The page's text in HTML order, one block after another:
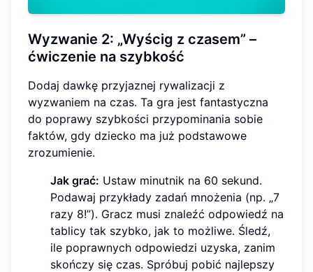
Wyzwanie 2: „Wyścig z czasem” –
ćwiczenie na szybkość
Dodaj dawkę przyjaznej rywalizacji z
wyzwaniem na czas. Ta gra jest fantastyczna
do poprawy szybkości przypominania sobie
faktów, gdy dziecko ma już podstawowe
zrozumienie.
Jak grać: Ustaw minutnik na 60 sekund.
Podawaj przykłady zadań mnożenia (np. „7
razy 8!”). Gracz musi znaleźć odpowiedź na
tablicy tak szybko, jak to możliwe. Śledź,
ile poprawnych odpowiedzi uzyska, zanim
skończy się czas. Spróbuj pobić najlepszy